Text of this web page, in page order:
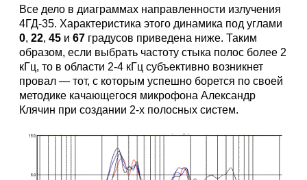
Все дело в диаграммах направленности излучения
4ГД-35. Характеристика этого динамика под углами
0, 22, 45 и 67 градусов приведена ниже. Таким
образом, если выбрать частоту стыка полос более 2
кГц, то в области 2-4 кГц субъективно возникнет
провал — тот, с которым успешно борется по своей
методике качающегося микрофона Александр
Клячин при создании 2-х полосных систем.